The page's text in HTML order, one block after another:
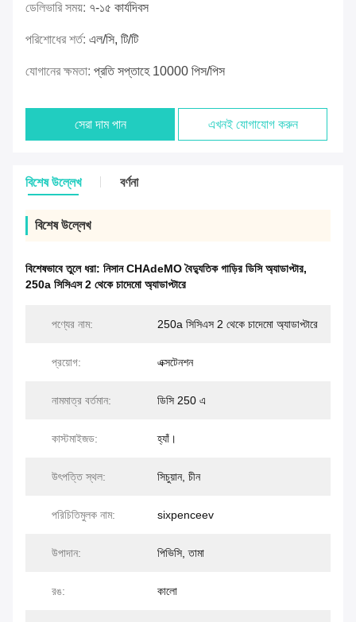
ডেলিভারি সময়: ৭-১৫ কার্যদিবস
পরিশোধের শর্ত: এল/সি, টি/টি
যোগানের ক্ষমতা: প্রতি সপ্তাহে 10000 পিস/পিস
সেরা দাম পান এখনই যোগাযোগ করুন
বিশেষ উল্লেখ বর্ণনা
বিশেষ উল্লেখ
বিশেষভাবে তুলে ধরা: নিসান CHAdeMO বৈদ্যুতিক গাড়ির ডিসি অ্যাডাপ্টার,
250a সিসিএস 2 থেকে চাদেমো অ্যাডাপ্টারে
পণ্যের নাম: 250a সিসিএস 2 থেকে চাদেমো অ্যাডাপ্টারে
প্রয়োগ: এক্সটেনশন
নামমাত্র বর্তমান: ডিসি 250 এ
কাস্টমাইজড: হ্যাঁ।
উৎপত্তি স্থল: সিচুয়ান, চীন
পরিচিতিমুলক নাম: sixpenceev
উপাদান: পিভিসি, তামা
রঙ: কালো